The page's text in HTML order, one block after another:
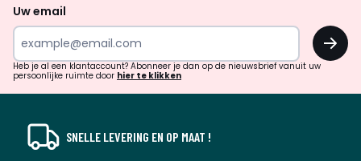
inspiratie
verrassingen?
Uw email
OK
Heb je al een klantaccount? Abonneer je dan op de nieuwsbrief vanuit uw
persoonlijke ruimte door hier te klikken
SNELLE LEVERING EN OP MAAT !